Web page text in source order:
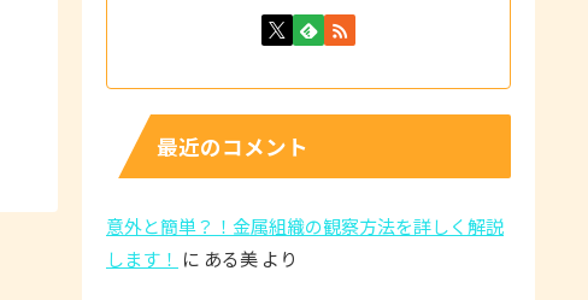
最近のコメント
意外と簡単？！金属組織の観察方法を詳しく解説
します！ に ある美 より